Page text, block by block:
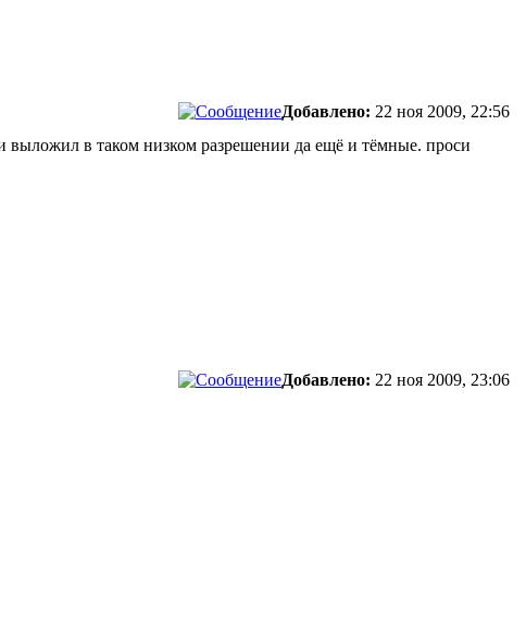
Добавлено: 22 ноя 2009, 22:56
в таком низком разрешении да ещё и тёмные. проси
Добавлено: 22 ноя 2009, 23:06